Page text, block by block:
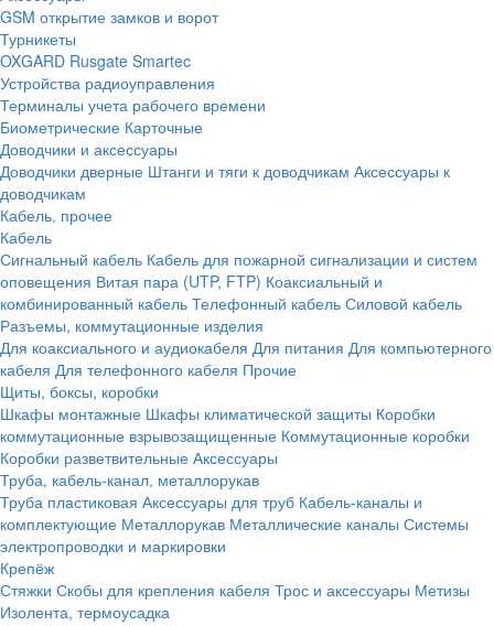
GSM открытие замков и ворот
Турникеты
OXGARD Rusgate Smartec
Устройства радиоуправления
Терминалы учета рабочего времени
Биометрические Карточные
Доводчики и аксессуары
Доводчики дверные Штанги и тяги к доводчикам Аксессуары к
доводчикам
Кабель, прочее
Кабель
Сигнальный кабель Кабель для пожарной сигнализации и систем
оповещения Витая пара (UTP, FTP) Коаксиальный и
комбинированный кабель Телефонный кабель Силовой кабель
Разъемы, коммутационные изделия
Для коаксиального и аудиокабеля Для питания Для компьютерного
кабеля Для телефонного кабеля Прочие
Щиты, боксы, коробки
Шкафы монтажные Шкафы климатической защиты Коробки
коммутационные взрывозащищенные Коммутационные коробки
Коробки разветвительные Аксессуары
Труба, кабель-канал, металлорукав
Труба пластиковая Аксессуары для труб Кабель-каналы и
комплектующие Металлорукав Металлические каналы Системы
электропроводки и маркировки
Крепёж
Стяжки Скобы для крепления кабеля Трос и аксессуары Метизы
Изолента, термоусадка